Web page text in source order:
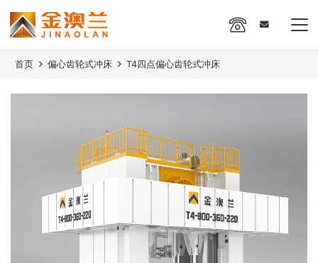
首页 偏心齿轮式冲床 T4四点偏心齿轮式冲床